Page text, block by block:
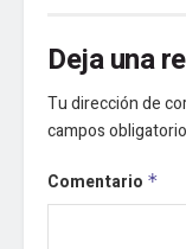
Deja una
Tu dirección de
campos
Comentario *